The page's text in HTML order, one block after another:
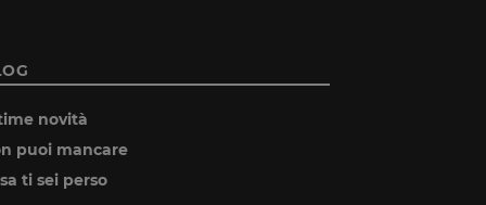
novità
puoi mancare
ti sei perso